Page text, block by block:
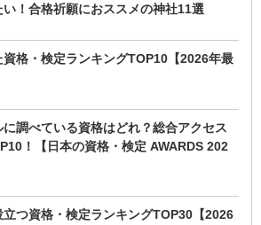
！合格祈願におススメの神社11選
格・検定ランキングTOP10【2026年最
調べている資格はどれ？総合アクセス
！【日本の資格・検定 AWARDS 202
つ資格・検定ランキングTOP30【2026